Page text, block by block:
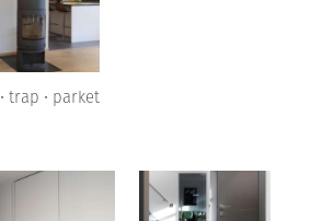
trap • parket